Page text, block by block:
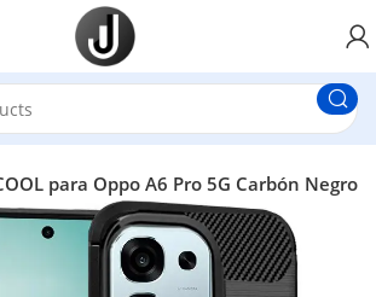
para Oppo A6 Pro 5G Carbón Negro